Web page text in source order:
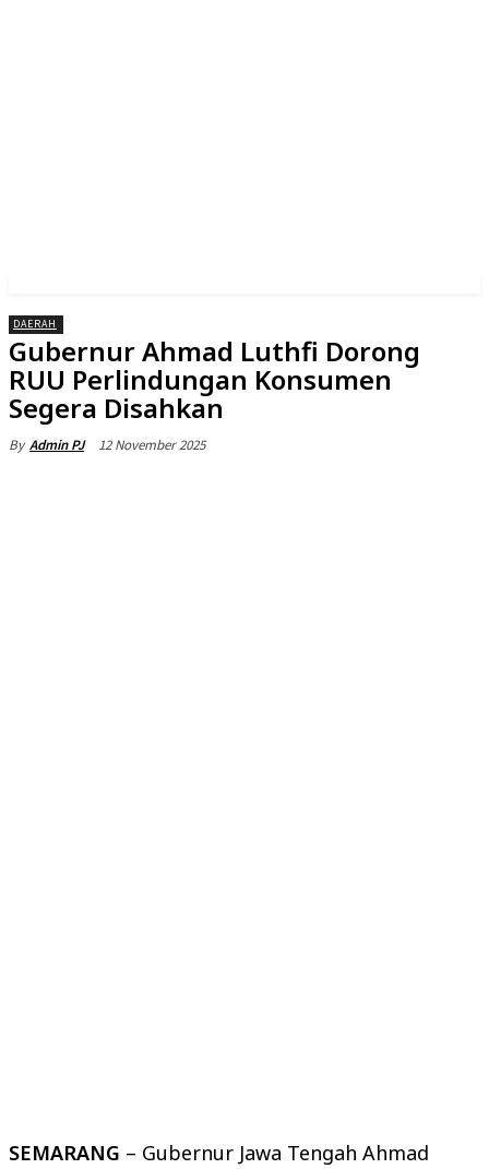
DAERAH
Gubernur Ahmad Luthfi Dorong
RUU Perlindungan Konsumen
Segera Disahkan
By Admin PJ 12 November 2025
SEMARANG – Gubernur Jawa Tengah Ahmad